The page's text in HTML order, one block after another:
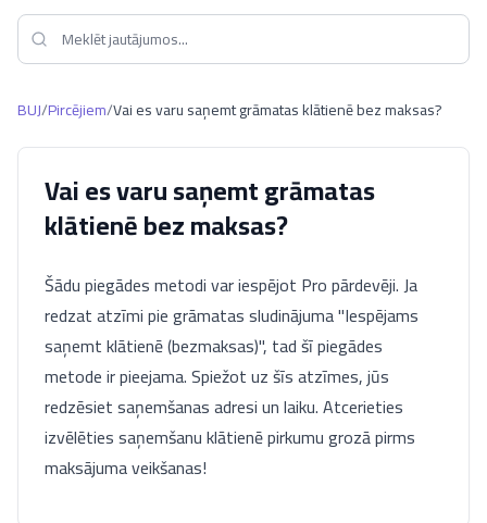
BUJ/Pircējiem/Vai es varu saņemt grāmatas klātienē bez maksas?
Vai es varu saņemt grāmatas
klātienē bez maksas?
Šādu piegādes metodi var iespējot Pro pārdevēji. Ja
redzat atzīmi pie grāmatas sludinājuma "Iespējams
saņemt klātienē (bezmaksas)", tad šī piegādes
metode ir pieejama. Spiežot uz šīs atzīmes, jūs
redzēsiet saņemšanas adresi un laiku. Atcerieties
izvēlēties saņemšanu klātienē pirkumu grozā pirms
maksājuma veikšanas!